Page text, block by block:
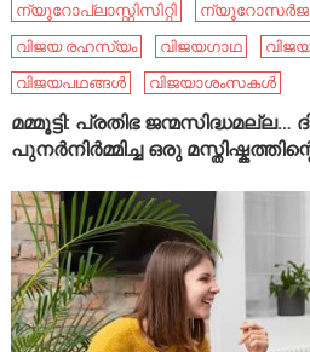
ന്യൂറോപ്ലാസ്റ്റിസിറ്റി
വിജയ രഹസ്യം
വിജയഗാഥ
വിജയപഥങ്ങൾ
വിജയാശംസകൾ
മമ്മൂട്ടി: പ്രതിഭ
പുനർനിർമ്മിച്ച ഒരു